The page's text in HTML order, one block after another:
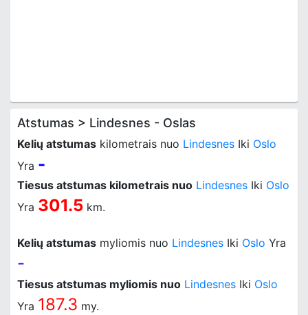
Atstumas > Lindesnes - Oslas
Kelių atstumas kilometrais nuo Lindesnes Iki Oslo
Yra -
Tiesus atstumas kilometrais nuo Lindesnes Iki Oslo
Yra 301.5 km.
Kelių atstumas myliomis nuo Lindesnes Iki Oslo Yra
-
Tiesus atstumas myliomis nuo Lindesnes Iki Oslo
Yra 187.3 my.